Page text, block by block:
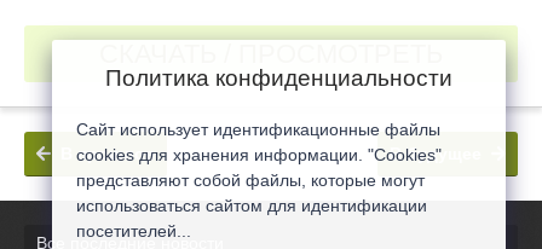
В будущее
В прошлое
Все последние новости
Политика конфиденциальности
Сайт использует идентификационные файлы
cookies для хранения информации. "Cookies"
представляют собой файлы, которые могут
использоваться сайтом для идентификации
посетителей...